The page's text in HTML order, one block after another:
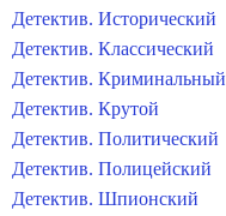
Детектив. Исторический
Детектив. Классический
Детектив. Криминальный
Детектив. Крутой
Детектив. Политический
Детектив. Полицейский
Детектив. Шпионский